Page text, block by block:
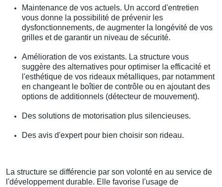
Maintenance de vos actuels. Un accord d'entretien
vous donne la possibilité de prévenir les
dysfonctionnements, de augmenter la longévité de vos
grilles et de garantir un niveau de sécurité.
Amélioration de vos existants. La structure vous
suggère des alternatives pour optimiser la efficacité et
l'esthétique de vos rideaux métalliques, par notamment
en changeant le boîtier de contrôle ou en ajoutant des
options de additionnels (détecteur de mouvement).
Des solutions de motorisation plus silencieuses.
Des avis d'expert pour bien choisir son rideau.
La structure se différencie par son volonté en au service de
l'développement durable. Elle favorise l'usage de